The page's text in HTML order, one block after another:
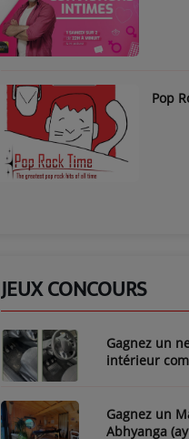
Pop
JEUX CONCOURS
Gagnez un
intérieur
Gagnez un
Abhyanga